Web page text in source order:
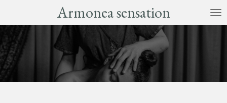
contenu
principal
Armonea sensation